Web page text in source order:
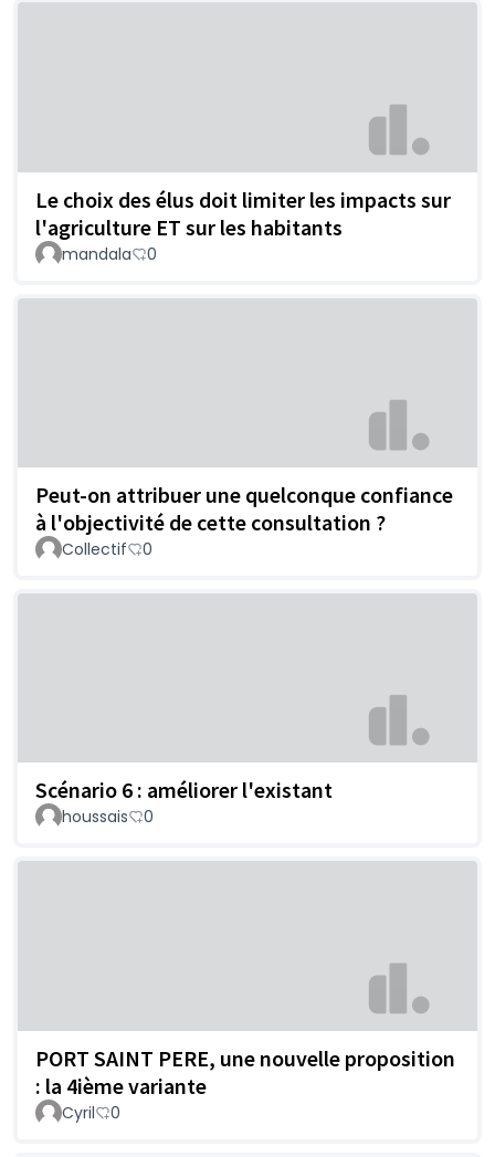
Le choix des élus doit limiter les impacts sur
l'agriculture ET sur les habitants
mandala 0
Peut-on attribuer une quelconque confiance
à l'objectivité de cette consultation ?
Collectif 0
Scénario 6 : améliorer l'existant
houssais 0
PORT SAINT PERE, une nouvelle proposition
: la 4ième variante
Cyril 0